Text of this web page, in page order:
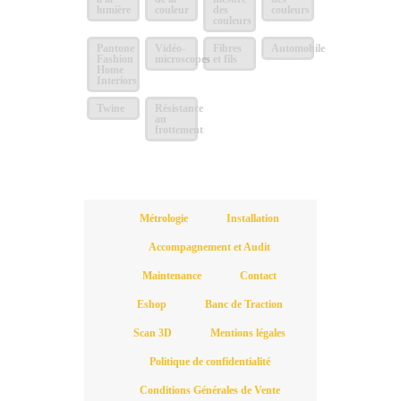
lumière
couleur
des
couleurs
couleurs
Pantone
Fashion
Home
Interiors
Vidéo-
microscopes
Fibres
et fils
Automobile
Twine
Résistance
au
frottement
Métrologie Installation
Accompagnement et Audit
Maintenance Contact
Eshop Banc de Traction
Scan 3D Mentions légales
Politique de confidentialité
Conditions Générales de Vente